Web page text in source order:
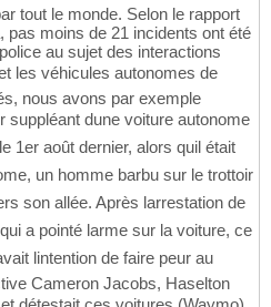
tout le monde. Selon le rapport
pas moins de 21 incidents ont été
au sujet des interactions
les véhicules autonomes de
nous avons par exemple
dune voiture autonome
1er août dernier, alors quil était
un homme barbu sur le trottoir
son allée. Après larrestation de
a pointé larme sur la voiture, ce
lintention de faire peur au
Cameron Jacobs, Haselton